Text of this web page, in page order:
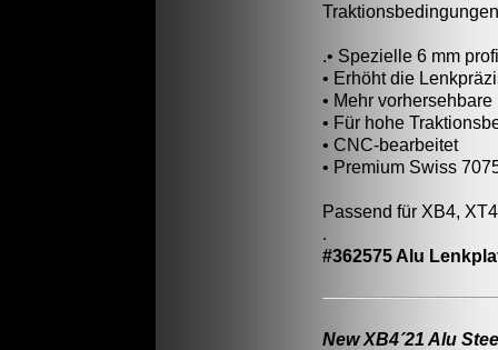
.• Spezielle 6 mm
• Erhöht die
• Mehr
• Für hohe
• CNC-bearbeitet
• Premium Swiss
Passend für XB4, XT4
.
#362575 Alu
New XB4´21 Alu